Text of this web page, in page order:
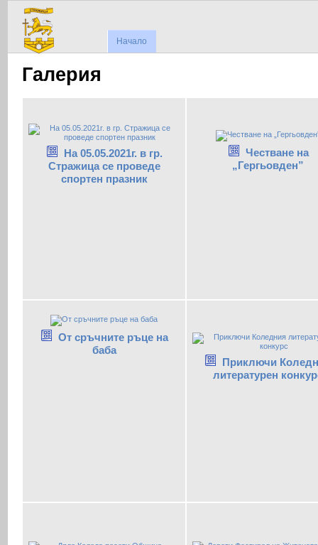
Начало
Галерия
На 05.05.2021г. в гр.
Стражица се проведе
спортен празник
Честване на
„Гергьовден”
От сръчните ръце на
баба
Приключи
литературен